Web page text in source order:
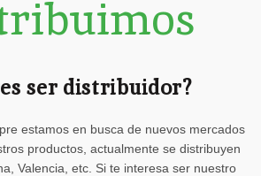
ser distribuidor?
estamos en busca de nuevos mercados
productos, actualmente se distribuyen
Valencia, etc. Si te interesa ser nuestro